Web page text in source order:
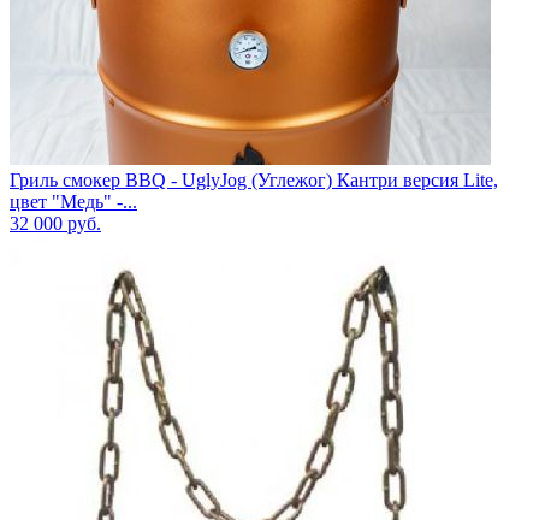
Гриль смокер BBQ - UglyJog (Углежог) Кантри версия Lite,
цвет "Медь" -...
32 000 руб.